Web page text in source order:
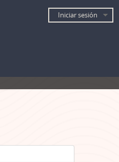
Iniciar sesión